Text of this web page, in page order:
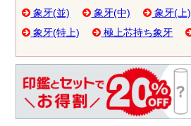
象牙(並) 象牙(中)
象牙(上)
象牙(特上)
極上芯持ち象牙